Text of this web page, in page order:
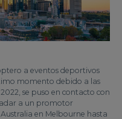
a eventos deportivos
momento debido a las
se puso en contacto con
a un promotor
en Melbourne hasta